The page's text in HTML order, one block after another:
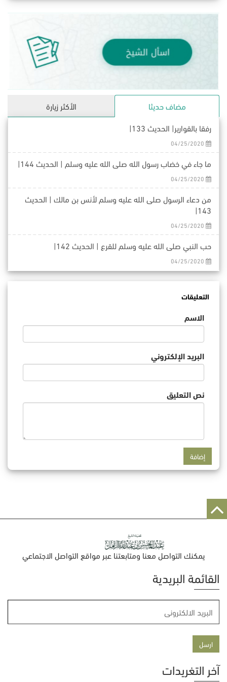
مضاف حديثا
الأكثر زيارة
رفقا بالقوارير| الحديث 133|
04/25/2020
ما جاء في خضاب رسول الله صلى الله عليه وسلم | الحديث 144|
04/25/2020
من دعاء الرسول صلى الله عليه وسلم لأنس بن مالك | الحديث
143|
04/25/2020
حب النبي صلى الله عليه وسلم للقرع | الحديث 142|
04/25/2020
التعليقات
الاسم
البريد الإلكتروني
نص التعليق
يمكنك التواصل معنا ومتابعتنا عبر مواقع التواصل الاجتماعي
القائمة البريدية
آخر التغريدات